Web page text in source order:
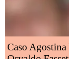
Caso Agostina